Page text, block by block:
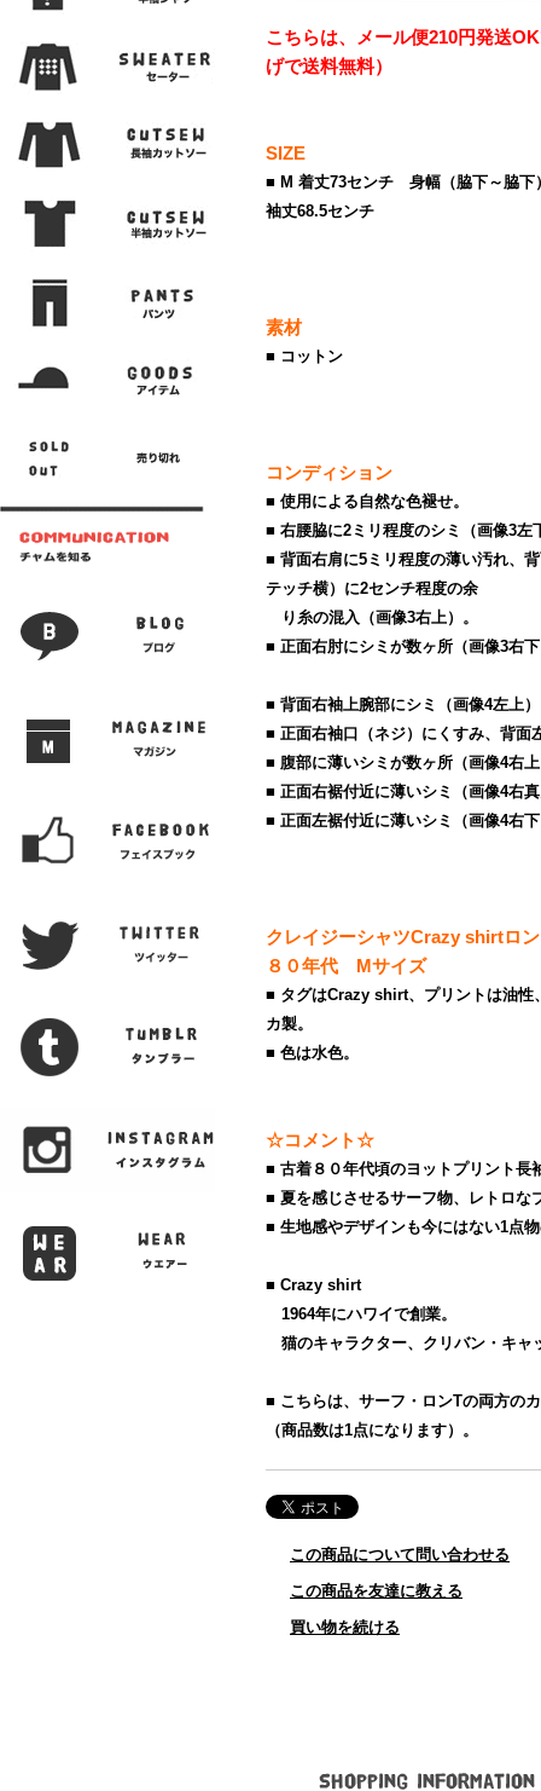
こちらは、メール便210円発送
げで送料無料）
SIZE
■ M 着丈73センチ 身幅（脇下～脇
袖丈68.5センチ
素材
■ コットン
コンディション
■ 使用による自然な色褪せ。
■ 右腰脇に2ミリ程度のシミ（画像3左
■ 背面右肩に5ミリ程度の薄い汚れ、
テッチ横）に2センチ程度の余
り糸の混入（画像3右上）。
■ 正面右肘にシミが数ヶ所（画像3右
■ 背面右袖上腕部にシミ（画像4左上
■ 正面右袖口（ネジ）にくすみ、背面
■ 腹部に薄いシミが数ヶ所（画像4右
■ 正面右裾付近に薄いシミ（画像4右
■ 正面左裾付近に薄いシミ（画像4右
クレイジーシャツCrazy shirtロ
８０年代 Mサイズ
■ タグはCrazy shirt、プリントは油性
カ製。
■ 色は水色。
☆コメント☆
■ 古着８０年代頃のヨットプリント長
■ 夏を感じさせるサーフ物、レトロな
■ 生地感やデザインも今にはない1点
■ Crazy shirt
1964年にハワイで創業。
猫のキャラクター、クリバン・キャ
■ こちらは、サーフ・ロンTの両方の
（商品数は1点になります）。
この商品について問い合わせる
この商品を友達に教える
買い物を続ける